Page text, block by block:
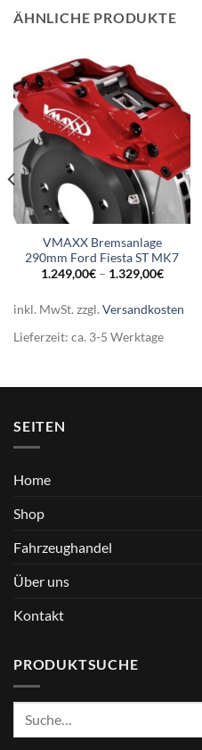
ÄHNLICHE PRODUKTE
VMAXX Bremsanlage
290mm Ford Fiesta ST MK7
1.249,00€– 1.329,00€
inkl. MwSt. zzgl. Versandkosten
Lieferzeit: ca. 3-5 Werktage
SEITEN
Home
Shop
Fahrzeughandel
Über uns
Kontakt
PRODUKTSUCHE